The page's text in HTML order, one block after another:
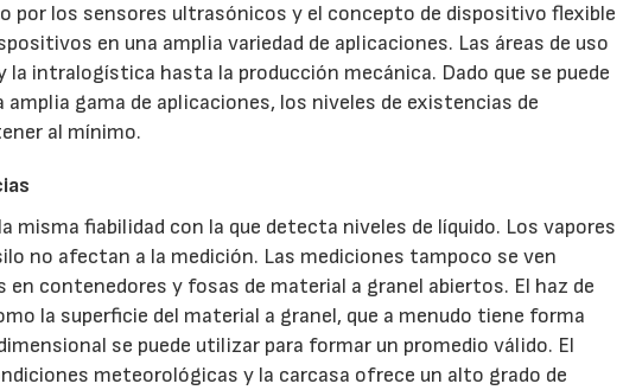
por los sensores ultrasónicos y el concepto de dispositivo flexible
en una amplia variedad de aplicaciones. Las áreas de uso
la intralogística hasta la producción mecánica. Dado que se puede
gama de aplicaciones, los niveles de existencias de
al mínimo.
misma fiabilidad con la que detecta niveles de líquido. Los vapores
no afectan a la medición. Las mediciones tampoco se ven
contenedores y fosas de material a granel abiertos. El haz de
la superficie del material a granel, que a menudo tiene forma
se puede utilizar para formar un promedio válido. El
meteorológicas y la carcasa ofrece un alto grado de